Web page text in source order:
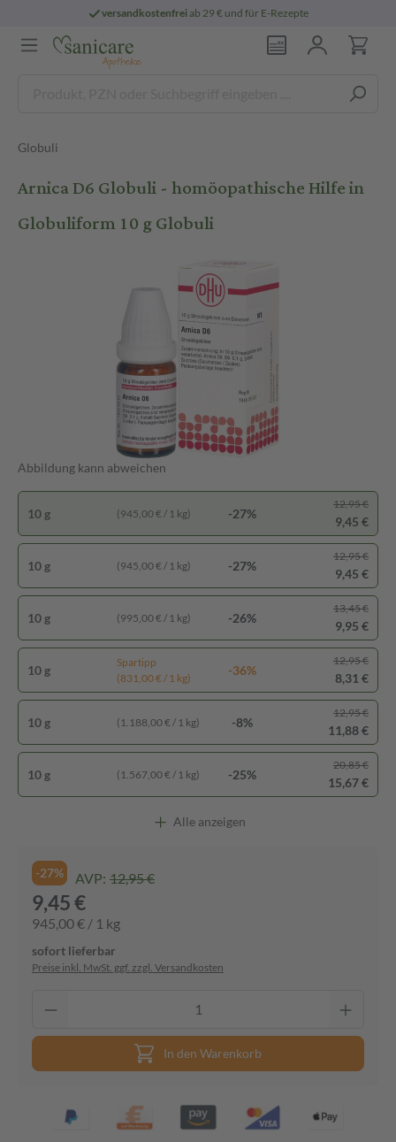
versandkostenfreiab 29 € und für E-Rezepte
Globuli
Arnica D6 Globuli - homöopathische Hilfe in
Globuliform 10 g Globuli
Abbildung kann abweichen
10 g (945,00 € / 1 kg) -27%
12,95 €
9,45 €
10 g (945,00 € / 1 kg) -27%
12,95 €
9,45 €
10 g (995,00 € / 1 kg) -26%
13,45 €
9,95 €
10 g
Spartipp
(831,00 € / 1 kg)
-36%
12,95 €
8,31 €
10 g (1.188,00 € / 1 kg) -8%
12,95 €
11,88 €
10 g (1.567,00 € / 1 kg) -25%
20,85 €
15,67 €
Alle anzeigen
-27% AVP: 12,95 €
9,45 €
945,00 € / 1 kg
sofort lieferbar
Preise inkl. MwSt. ggf. zzgl. Versandkosten
In den Warenkorb